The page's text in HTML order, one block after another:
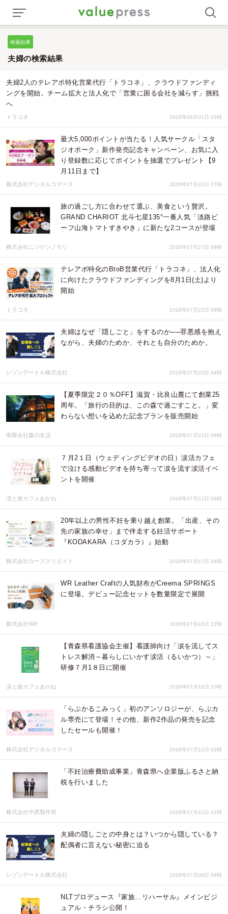
検索結果
夫婦の検索結果
夫婦2人のテレアポ特化営業代行「トラコネ」、クラウドファンディ
ングを開始。チーム拡大と法人化で「営業に困る会社を減らす」挑戦
へ
トラコネ 2026年08月01日 01時
最大5,000ポイントが当たる！人気サークル「スタ
ジオポーク」新作発売記念キャンペーン、お気に入
り登録数に応じてポイントを抽選でプレゼント【9
月11日まで】
株式会社デジタルコマース 2026年07月31日 07時
旅の過ごし方に合わせて選ぶ、美食という贅沢。
GRAND CHARIOT 北斗七星135°一番人気「淡路ビ
ーフ山海トマトすきやき」に新たな2コースが登場
株式会社ニジゲンノモリ 2026年07月27日 09時
テレアポ特化のBtoB営業代行「トラコネ」、法人化
に向けたクラウドファンディングを8月1日(土)より
開始
トラコネ 2026年07月23日 09時
夫婦はなぜ「隠しごと」をするのか──罪悪感を抱え
ながら、夫婦のためか、それとも自分のためか。
レゾンデートル株式会社 2026年07月23日 04時
【夏季限定２０％OFF】滋賀・比良山麓にて創業25
周年。「旅行の目的は、この森で過ごすこと。」変
わらない想いを込めた記念プランを販売開始
有限会社森の生活 2026年07月21日 06時
７月2１日（ウェディングビデオの日）涙活カフェ
で泣ける感動ビデオを持ち寄って涙を流す涙活イベ
ントを開催
涙と旅カフェあかね 2026年07月21日 06時
20年以上の男性不妊を乗り越え創業。「出産、その
先の家族の幸せ」まで伴走する妊活サポート
『KODAKARA（コダカラ）』始動
株式会社ローズクリエイト 2026年07月17日 04時
WR Leather Craftの人気財布がCreema SPRINGS
に登場。デビュー記念セットを数量限定で展開
株式会社WR 2026年07月16日 22時
【青森県看護協会主催】看護師向け「涙を流してス
トレス解消～暮らしにいかす涙活（るいかつ）～」
研修７月1８日に開催
涙と旅カフェあかね 2026年07月16日 10時
「らぶかるこみっく」初のアンソロジーが、らぶカ
ル専売にて登場！その他、新作2作品の発売を記念
したセールも開催！
株式会社デジタルコマース 2026年07月12日 02時
「不妊治療費助成事業」青森県へ企業版ふるさと納
税を行いました
株式会社中西製作所 2026年07月10日 01時
夫婦の隠しごとの中身とは？いつから隠している？
配偶者に言えない秘密に迫る
レゾンデートル株式会社 2026年07月06日 04時
NLTプロデュース『家族…リハーサル』メインビジ
ュアル・チラシ公開！